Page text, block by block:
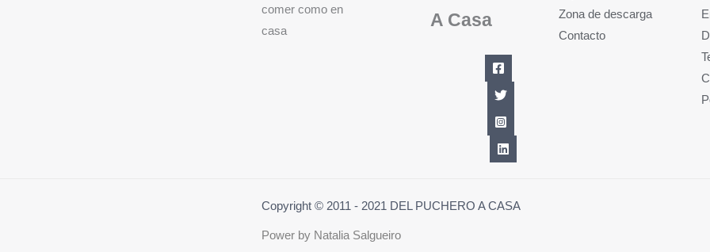
comer como en
casa
A Casa
Zona de descarga
Contacto
Copyright © 2011 - 2021 DEL PUCHERO A CASA
Power by Natalia Salgueiro